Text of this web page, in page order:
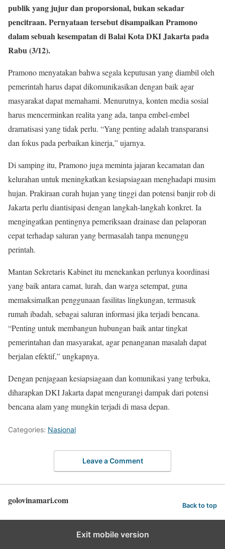
publik yang jujur dan proporsional, bukan sekadar
pencitraan. Pernyataan tersebut disampaikan Pramono
dalam sebuah kesempatan di Balai Kota DKI Jakarta pada
Rabu (3/12).
Pramono menyatakan bahwa segala keputusan yang diambil oleh
pemerintah harus dapat dikomunikasikan dengan baik agar
masyarakat dapat memahami. Menurutnya, konten media sosial
harus mencerminkan realita yang ada, tanpa embel-embel
dramatisasi yang tidak perlu. “Yang penting adalah transparansi
dan fokus pada perbaikan kinerja,” ujarnya.
Di samping itu, Pramono juga meminta jajaran kecamatan dan
kelurahan untuk meningkatkan kesiapsiagaan menghadapi musim
hujan. Prakiraan curah hujan yang tinggi dan potensi banjir rob di
Jakarta perlu diantisipasi dengan langkah-langkah konkret. Ia
mengingatkan pentingnya pemeriksaan drainase dan pelaporan
cepat terhadap saluran yang bermasalah tanpa menunggu
perintah.
Mantan Sekretaris Kabinet itu menekankan perlunya koordinasi
yang baik antara camat, lurah, dan warga setempat, guna
memaksimalkan penggunaan fasilitas lingkungan, termasuk
rumah ibadah, sebagai saluran informasi jika terjadi bencana.
“Penting untuk membangun hubungan baik antar tingkat
pemerintahan dan masyarakat, agar penanganan masalah dapat
berjalan efektif,” ungkapnya.
Dengan penjagaan kesiapsiagaan dan komunikasi yang terbuka,
diharapkan DKI Jakarta dapat mengurangi dampak dari potensi
bencana alam yang mungkin terjadi di masa depan.
Categories: Nasional
Leave a Comment
golovinamari.com Back to top
Exit mobile version